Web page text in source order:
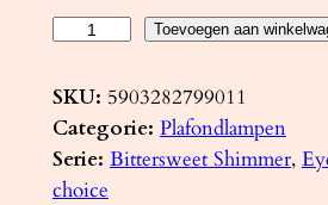
a
f
o
n
Toevoegen aan
SKU: 5903282799011
Categorie: Plafondlampen
Serie: Bittersweet Shimmer,
choice